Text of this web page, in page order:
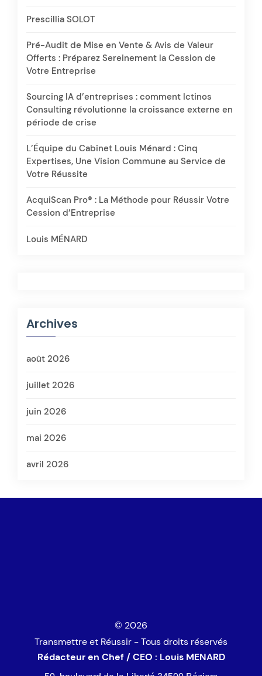
Prescillia SOLOT
Pré-Audit de Mise en Vente & Avis de Valeur
Offerts : Préparez Sereinement la Cession de
Votre Entreprise
Sourcing IA d’entreprises : comment Ictinos
Consulting révolutionne la croissance externe en
période de crise
L’Équipe du Cabinet Louis Ménard : Cinq
Expertises, Une Vision Commune au Service de
Votre Réussite
AcquiScan Pro® : La Méthode pour Réussir Votre
Cession d’Entreprise
Louis MÉNARD
Archives
août 2026
juillet 2026
juin 2026
mai 2026
avril 2026
© 2026
Transmettre et Réussir - Tous droits réservés
Rédacteur en Chef / CEO : Louis MENARD